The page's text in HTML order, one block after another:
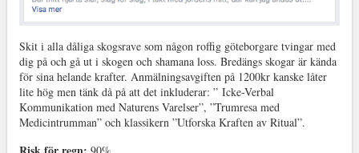
Skit i alla dåliga skogsrave som någon roffig göteborgare tvingar med
dig på och gå ut i skogen och shamana loss. Bredängs skogar är kända
för sina helande krafter. Anmälningsavgiften på 1200kr kanske låter
lite hög men tänk då på att det inkluderar: ” Icke-Verbal
Kommunikation med Naturens Varelser”, ”Trumresa med
Medicintrumman” och klassikern ”Utforska Kraften av Ritual”.
90%